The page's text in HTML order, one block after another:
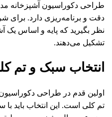
طراحی دکوراسیون آشپزخانه
دقت و برنامه‌ریزی دارد. برای
نظر بگیرید که پایه و اساس یک
تشکیل می‌دهند.
انتخاب سبک و تم
اولین قدم در طراحی
تم کلی است. این انتخاب باید